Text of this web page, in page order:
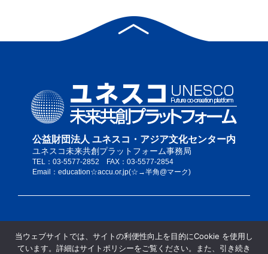
公益財団法人 ユネスコ・アジア文化センター内
ユネスコ未来共創プラットフォーム事務局
TEL：03-5577-2852 FAX：03-5577-2854
Email：education☆accu.or.jp(☆→半角@マーク)
サイトポリシー
当サイトの推奨ブラウザ
当ウェブサイトでは、サイトの利便性向上を目的にCookie を使用し
ています。詳細はサイトポリシーをご覧ください。また、引き続き